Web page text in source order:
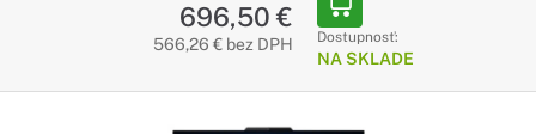
696,50 €
566,26 € bez DPH Dostupnosť:
NA SKLADE